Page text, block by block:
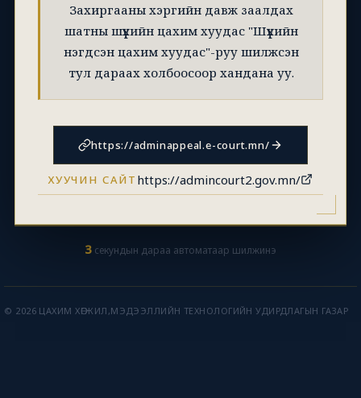
Захиргааны хэргийн давж заалдах
шатны шүүхийн цахим хуудас "Шүүхийн
нэгдсэн цахим хуудас"-руу шилжсэн
тул дараах холбоосоор хандана уу.
https://adminappeal.e-court.mn/
ХУУЧИН САЙТ https://admincourt2.gov.mn/
2 секундын дараа автоматаар шилжинэ
© 2026 ЦАХИМ ХӨГЖИЛ,МЭДЭЭЛЛИЙН ТЕХНОЛОГИЙН УДИРДЛАГЫН ГАЗАР